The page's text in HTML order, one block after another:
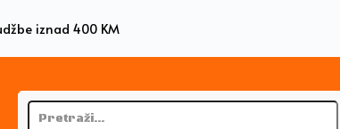
iznad 400 KM